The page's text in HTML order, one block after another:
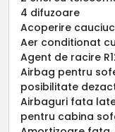
4 difuzoare
Acoperire
Aer conditionat
Agent de racire
Airbag pentru
posibilitate
Airbaguri fata
pentru cabina